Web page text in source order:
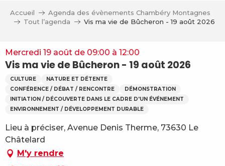
Accueil
Agenda des évènements Chambéry Montagnes
Tout l’agenda
Vis ma vie de Bûcheron - 19 août 2026
Mercredi 19 août de 09:00 à 12:00
Vis ma vie de Bûcheron - 19 août 2026
CULTURE
NATURE ET DÉTENTE
CONFÉRENCE / DÉBAT / RENCONTRE
DÉMONSTRATION
INITIATION / DÉCOUVERTE DANS LE CADRE D'UN ÉVÉNEMENT
ENVIRONNEMENT / DÉVELOPPEMENT DURABLE
Lieu à préciser, Avenue Denis Therme, 73630 Le
Châtelard
M'y rendre